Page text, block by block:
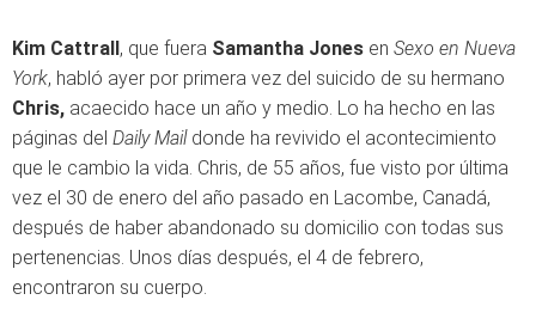
Kim Cattrall, que fuera Samantha Jones en Sexo en Nueva
York, habló ayer por primera vez del suicido de su hermano
Chris, acaecido hace un año y medio. Lo ha hecho en las
páginas del Daily Maildonde ha revivido el acontecimiento
que le cambio la vida. Chris, de 55 años, fue visto por última
vez el 30 de enero del año pasado en Lacombe, Canadá,
después de haber abandonado su domicilio con todas sus
pertenencias. Unos días después, el 4 de febrero,
encontraron su cuerpo.